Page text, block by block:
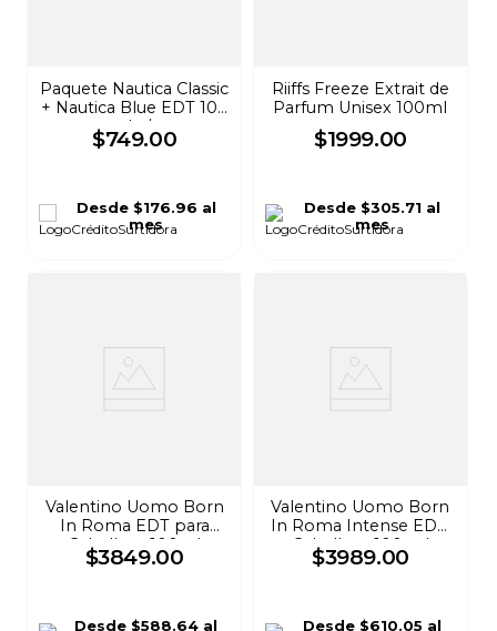
Paquete Nautica Classic
+ Nautica Blue EDT 100
ml c/u
$749.00
Desde$176.96 al
mes
Riiffs Freeze Extrait de
Parfum Unisex 100ml
$1999.00
Desde$305.71 al
mes
Valentino Uomo Born
In Roma EDT para
Caballero 100ml
$3849.00
Desde $588.64 al
Valentino Uomo Born
In Roma Intense EDP
Caballero 100 ml
$3989.00
Desde$610.05 al